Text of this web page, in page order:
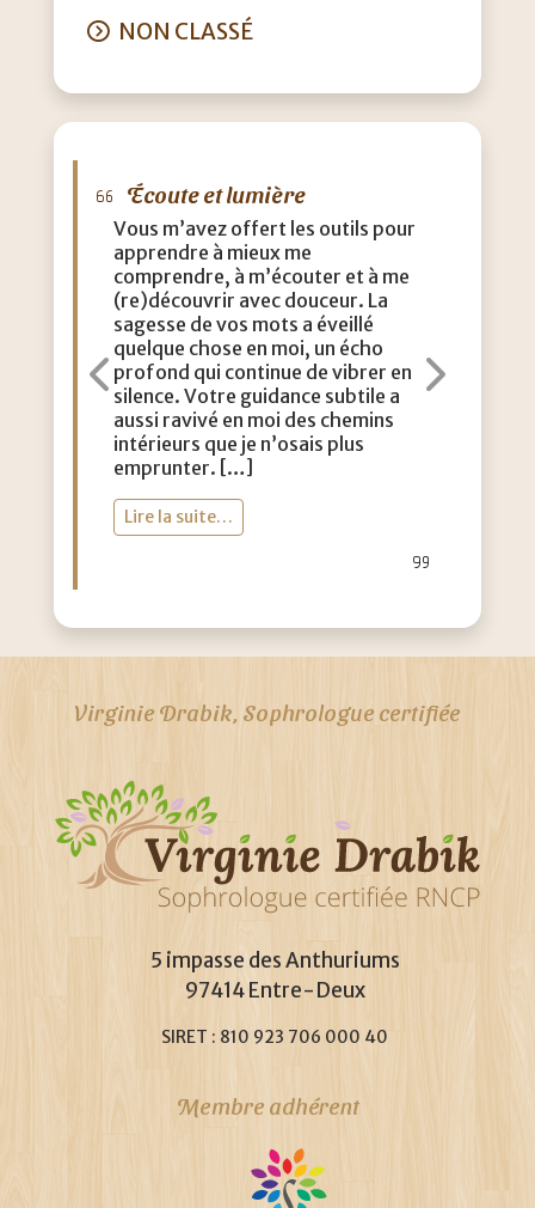
NON CLASSÉ
Écoute et lumière
Vous m’avez offert les outils pour
apprendre à mieux me
comprendre, à m’écouter et à me
(re)découvrir avec douceur. La
sagesse de vos mots a éveillé
quelque chose en moi, un écho
profond qui continue de vibrer en
silence. Votre guidance subtile a
aussi ravivé en moi des chemins
intérieurs que je n’osais plus
emprunter. […]
Lire la suite…
Précédent
Virginie Drabik, Sophrologue certifiée
5 impasse des Anthuriums
97414 Entre-Deux
SIRET : 810 923 706 000 40
Membre adhérent